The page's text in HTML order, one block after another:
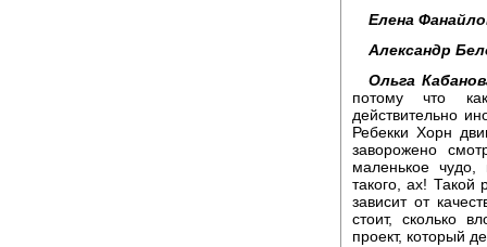
Елена
Александр
Ольга
потому что
действительно
Ребекки Хорн
заворожено
маленькое чудо,
такого, ах! Такой
зависит от
стоит, сколько
проект, который